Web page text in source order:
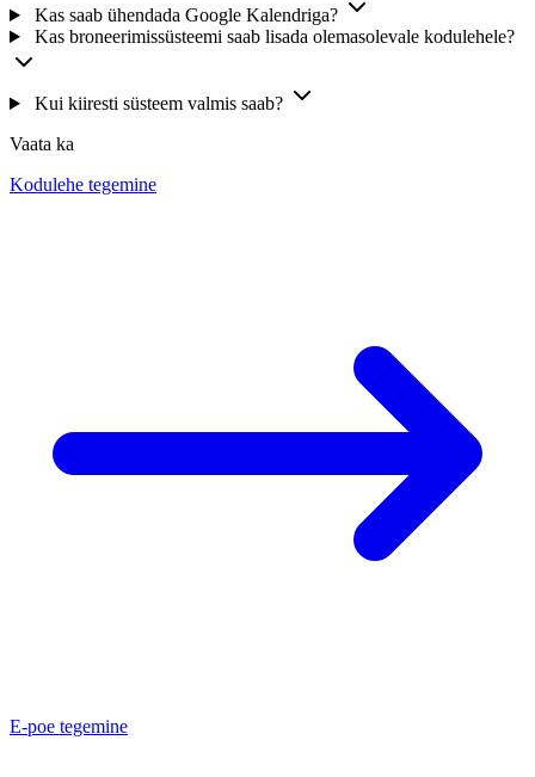
Kas saab ühendada Google Kalendriga?
Kas broneerimissüsteemi saab lisada olemasolevale kodulehele?
Kui kiiresti süsteem valmis saab?
Vaata ka
Kodulehe tegemine
E-poe tegemine